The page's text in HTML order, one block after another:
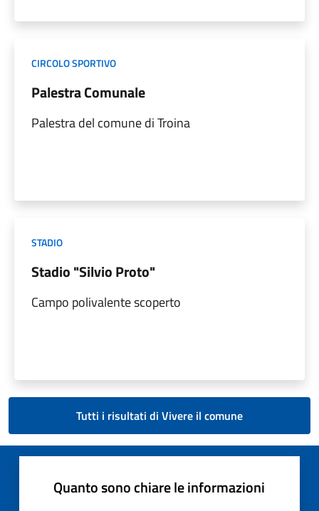
CIRCOLO SPORTIVO
Palestra Comunale
Palestra del comune di Troina
STADIO
Stadio "Silvio Proto"
Campo polivalente scoperto
Tutti i risultati di Vivere il comune
Quanto sono chiare le informazioni